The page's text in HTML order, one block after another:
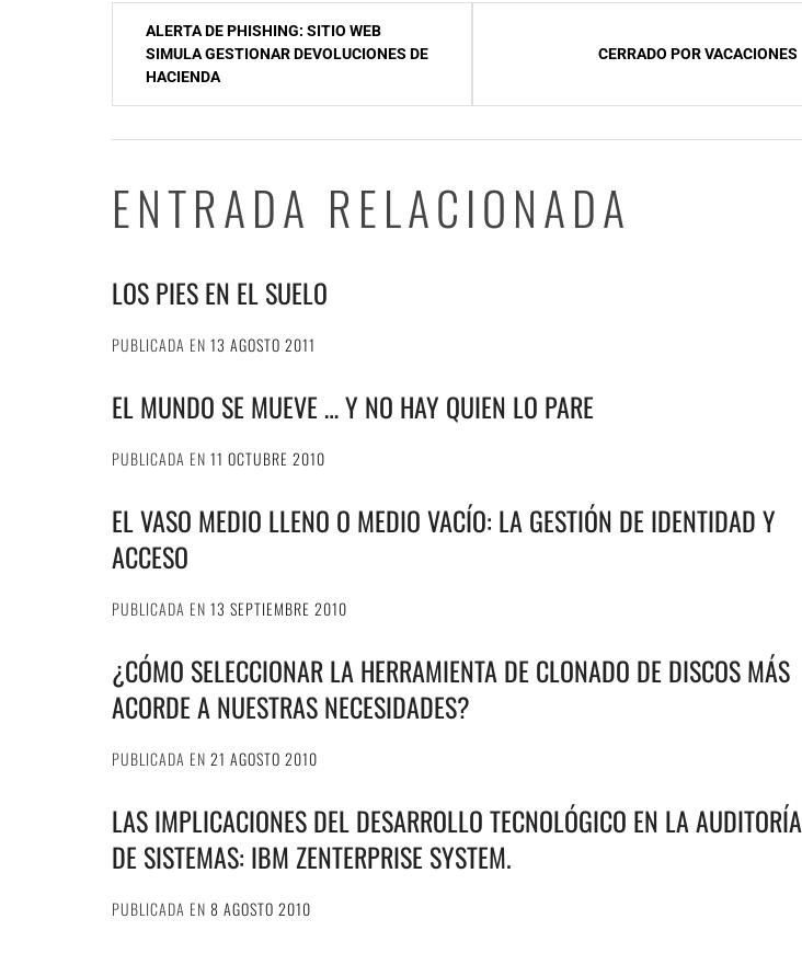
NavegaciÃ³n
entradas
ALERTA DE PHISHING: SITIO WEB
SIMULA GESTIONAR DEVOLUCIONES DE
HACIENDA
CERRADO POR VACACIONES
ENTRADA RELACIONADA
LOS PIES EN EL SUELO
PUBLICADA EN 13 AGOSTO 2011
EL MUNDO SE MUEVE … Y NO HAY QUIEN LO PARE
PUBLICADA EN 11 OCTUBRE 2010
EL VASO MEDIO LLENO O MEDIO VACÍO: LA GESTIÓN DE IDENTIDAD Y
ACCESO
PUBLICADA EN 13 SEPTIEMBRE 2010
¿CÓMO SELECCIONAR LA HERRAMIENTA DE CLONADO DE DISCOS MÁS
ACORDE A NUESTRAS NECESIDADES?
PUBLICADA EN 21 AGOSTO 2010
LAS IMPLICACIONES DEL DESARROLLO TECNOLÓGICO EN LA AUDITORÍA
DE SISTEMAS: IBM ZENTERPRISE SYSTEM.
PUBLICADA EN 8 AGOSTO 2010